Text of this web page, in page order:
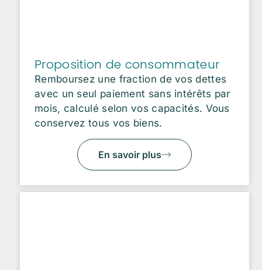
Proposition de consommateur
Remboursez une fraction de vos dettes
avec un seul paiement sans intérêts par
mois, calculé selon vos capacités. Vous
conservez tous vos biens.
En savoir plus